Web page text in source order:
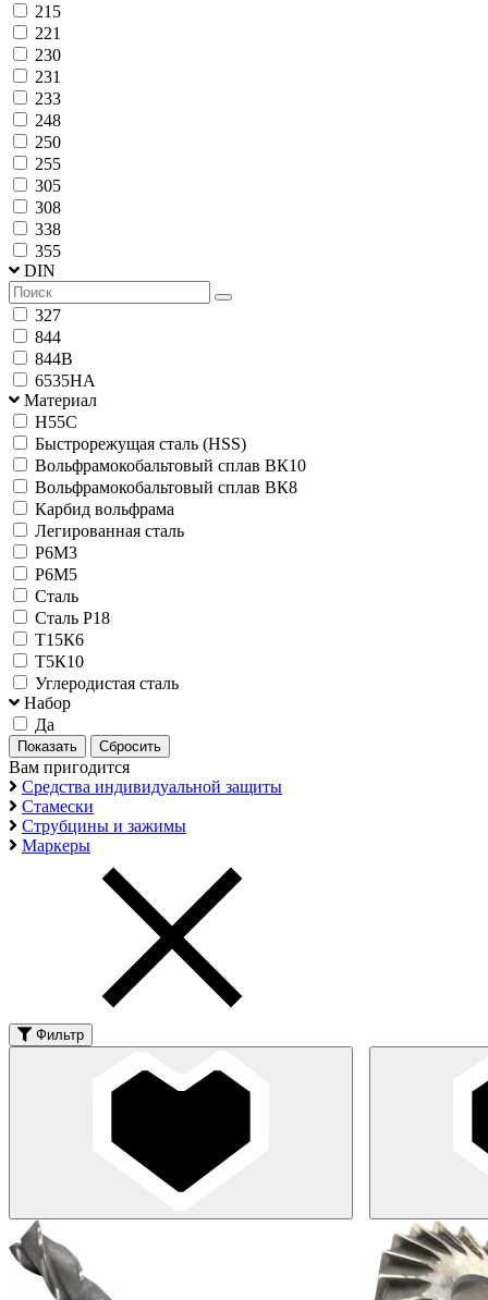
215
221
230
231
233
248
250
255
305
308
338
355
DIN
327
844
844B
6535HA
Материал
H55C
Быстрорежущая сталь (HSS)
Вольфрамокобальтовый сплав ВК10
Вольфрамокобальтовый сплав ВК8
Карбид вольфрама
Легированная сталь
Р6М3
Р6М5
Сталь
Сталь Р18
Т15К6
Т5К10
Углеродистая сталь
Набор
Да
Вам пригодится
Средства индивидуальной защиты
Стамески
Струбцины и зажимы
Маркеры
Фильтр